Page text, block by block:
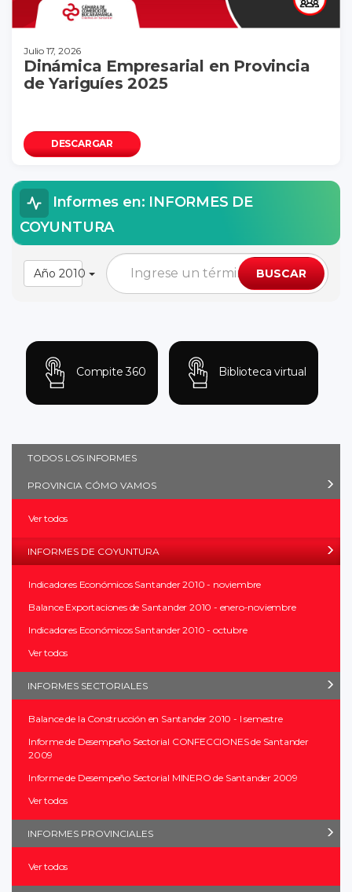
Julio 17, 2026
Dinámica Empresarial en Provincia
de Yariguíes 2025
DESCARGAR
Informes en: INFORMES DE
COYUNTURA
Año 2010 BUSCAR
Compite 360 Biblioteca virtual
TODOS LOS INFORMES
PROVINCIA CÓMO VAMOS
Ver todos
INFORMES DE COYUNTURA
Indicadores Económicos Santander 2010 - noviembre
Balance Exportaciones de Santander 2010 - enero-noviembre
Indicadores Económicos Santander 2010 - octubre
Ver todos
INFORMES SECTORIALES
Balance de la Construcción en Santander 2010 - I semestre
Informe de Desempeño Sectorial CONFECCIONES de Santander
2009
Informe de Desempeño Sectorial MINERO de Santander 2009
Ver todos
INFORMES PROVINCIALES
Ver todos